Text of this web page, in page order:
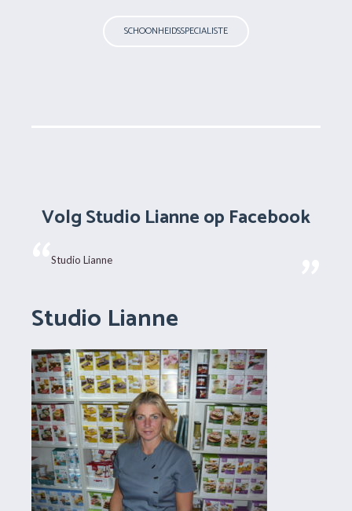
SCHOONHEIDSSPECIALISTE
Volg Studio Lianne op Facebook
Studio Lianne
Studio Lianne